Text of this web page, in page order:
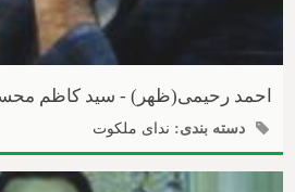
احمد رحیمی(ظهر) - سید کاظم
دسته بندی: ندای ملکوت